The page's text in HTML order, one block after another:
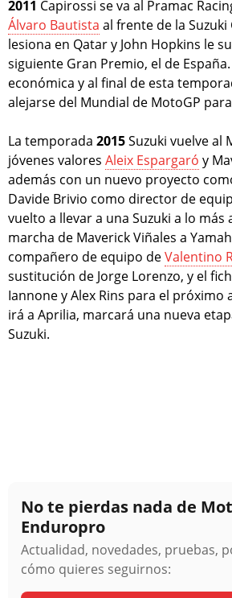
2011 Capirossi se va al Pramac
Álvaro Bautista al frente de la Suzuki
lesiona en Qatar y John Hopkins le
siguiente Gran Premio, el de
económica y al final de esta
alejarse del Mundial de MotoGP
La temporada 2015Suzuki vuelve al
jóvenes valores Aleix Espargaró y
además con un nuevo proyecto
Davide Brivio como director de
vuelto a llevar a una Suzuki a lo más
marcha de Maverick Viñales a
compañero de equipo deValentino
sustitución de Jorge Lorenzo, y el
Iannone y Alex Rins para el próximo
irá a Aprilia, marcará una nueva
Suzuki.
No te pierdas nada de
Enduropro
Actualidad, novedades, pruebas,
cómo quieres seguirnos: